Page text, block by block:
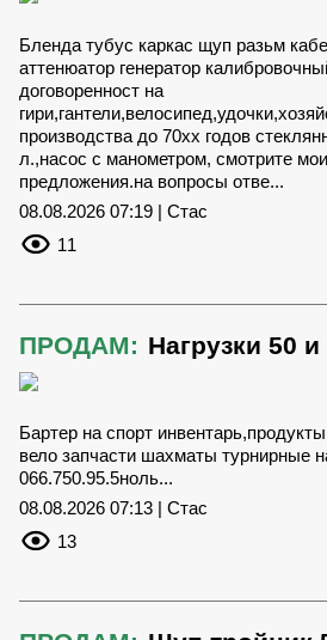
Бленда тубус каркас щуп разьм
аттенюатор генератор
договоренност на
производства до 70хх годов
л.,насос с манометром, смотрите
предложения.на вопросы отве...
08.08.2026 07:19 | Стас
11
ПРОДАМ: Нагрузки 50
Бартер на спорт
вело запчасти шахматы турнирные
066.750.95.5ноль...
08.08.2026 07:13 | Стас
13